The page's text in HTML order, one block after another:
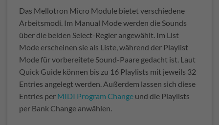
Das Mellotron Micro Module bietet verschiedene
Arbeitsmodi. Im Manual Mode werden die Sounds
über die beiden Select-Regler angewählt. Im List
Mode erscheinen sie als Liste, während der Playlist
Mode für vorbereitete Sound-Paare gedacht ist. Laut
Quick Guide können bis zu 16 Playlists mit jeweils 32
Entries angelegt werden. Außerdem lassen sich diese
Entries per MIDI Program Change und die Playlists
per Bank Change anwählen.